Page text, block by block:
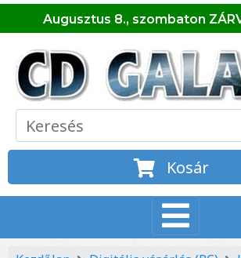
Augusztus 8., szombaton
Kosár